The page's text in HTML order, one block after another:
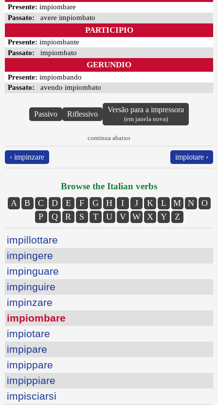
Presente: impiombare
Passato: avere impiombato
PARTICIPIO
Presente: impiombante
Passato: impiombato
GERUNDIO
Presente: impiombando
Passato: avendo impiombato
Passivo Riflessivo
Versão para a impressora
(em janela nova)
continua abaixo
‹ impinzare impiotare ›
Browse the Italian verbs
A B C D E F G H I J K L M N
O
P
Q R S T U V W X Y Z
impillottare
impingere
impinguare
impinguire
impinzare
impiombare
impiotare
impipare
impippare
impippiare
impisciarsi